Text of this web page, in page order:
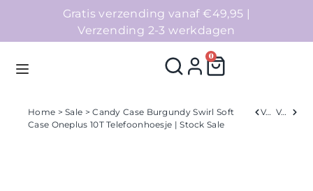
Gratis verzending vanaf €49,95 |
Verzending 2-3 werkdagen
0
Home >Sale > Candy Case Burgundy Swirl Soft
Case Oneplus 10T Telefoonhoesje | Stock Sale
Verleden Volgend